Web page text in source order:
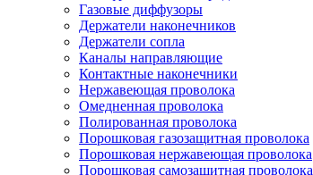
Газовые диффузоры
Держатели наконечников
Держатели сопла
Каналы направляющие
Контактные наконечники
Нержавеющая проволока
Омедненная проволока
Полированная проволока
Порошковая газозащитная проволока
Порошковая нержавеющая проволока
Порошковая самозащитная проволока